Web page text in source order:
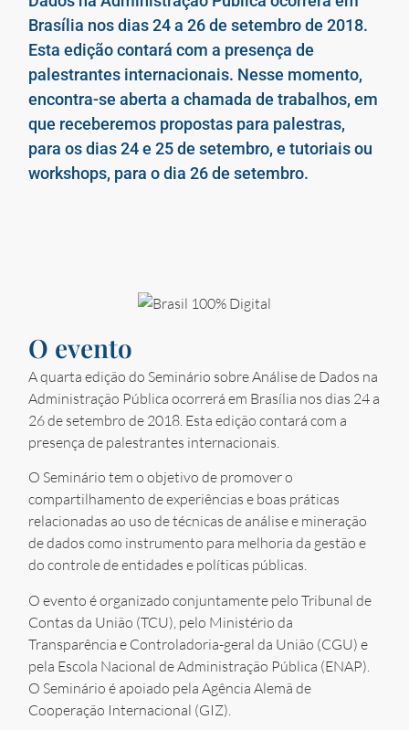
Brasília nos dias 24 a 26 de setembro de 2018.
Esta edição contará com a presença de
palestrantes internacionais. Nesse momento,
encontra-se aberta a chamada de trabalhos, em
que receberemos propostas para palestras,
para os dias 24 e 25 de setembro, e tutoriais ou
workshops, para o dia 26 de setembro.
O evento
A quarta edição do Seminário sobre Análise de Dados na
Administração Pública ocorrerá em Brasília nos dias 24 a
26 de setembro de 2018. Esta edição contará com a
presença de palestrantes internacionais.
O Seminário tem o objetivo de promover o
compartilhamento de experiências e boas práticas
relacionadas ao uso de técnicas de análise e mineração
de dados como instrumento para melhoria da gestão e
do controle de entidades e políticas públicas.
O evento é organizado conjuntamente pelo Tribunal de
Contas da União (TCU), pelo Ministério da
Transparência e Controladoria-geral da União (CGU) e
pela Escola Nacional de Administração Pública (ENAP).
O Seminário é apoiado pela Agência Alemã de
Cooperação Internacional (GIZ).